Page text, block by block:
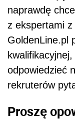
naprawdę
z ekspertami
GoldenLine.pl
odpowiedzieć
rekruterów
Proszę